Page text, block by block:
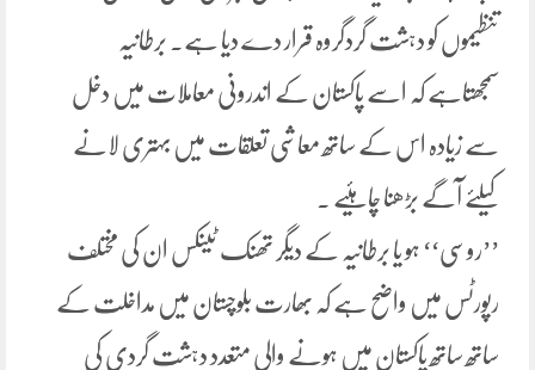
تنظیموں کو دہشت گردگروہ قرار دے دیا ہے۔ برطانیہ
سمجھتاہے کہ اسے پاکستان کے اندرونی معاملات میں دخل
سے زیادہ اس کے ساتھ معاشی تعلقات میں بہتری لانے
کیلئے آگے بڑھنا چاہئیے ۔
’’روسی‘‘ ہو یا برطانیہ کے دیگر تھنک ٹینکس ان کی مختلف
رپورٹس میں واضح ہے کہ بھارت بلوچستان میں مداخلت کے
ساتھ ساتھ پاکستان میں ہونے والی متعدد دہشت گردی کی